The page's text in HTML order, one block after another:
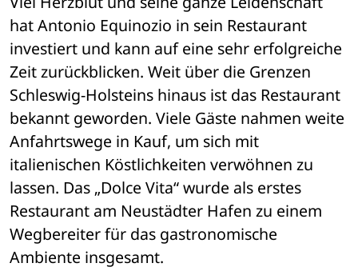
hat Antonio Equinozio in sein Restaurant
investiert und kann auf eine sehr erfolgreiche
Zeit zurückblicken. Weit über die Grenzen
Schleswig-Holsteins hinaus ist das Restaurant
bekannt geworden. Viele Gäste nahmen weite
Anfahrtswege in Kauf, um sich mit
italienischen Köstlichkeiten verwöhnen zu
lassen. Das „Dolce Vita“ wurde als erstes
Restaurant am Neustädter Hafen zu einem
Wegbereiter für das gastronomische
Ambiente insgesamt.